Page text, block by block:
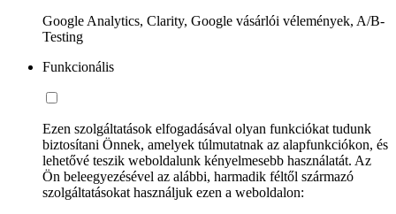
Google Analytics, Clarity, Google vásárlói vélemények, A/B-
Testing
Funkcionális
Ezen szolgáltatások elfogadásával olyan funkciókat tudunk
biztosítani Önnek, amelyek túlmutatnak az alapfunkciókon, és
lehetővé teszik weboldalunk kényelmesebb használatát. Az
Ön beleegyezésével az alábbi, harmadik féltől származó
szolgáltatásokat használjuk ezen a weboldalon: